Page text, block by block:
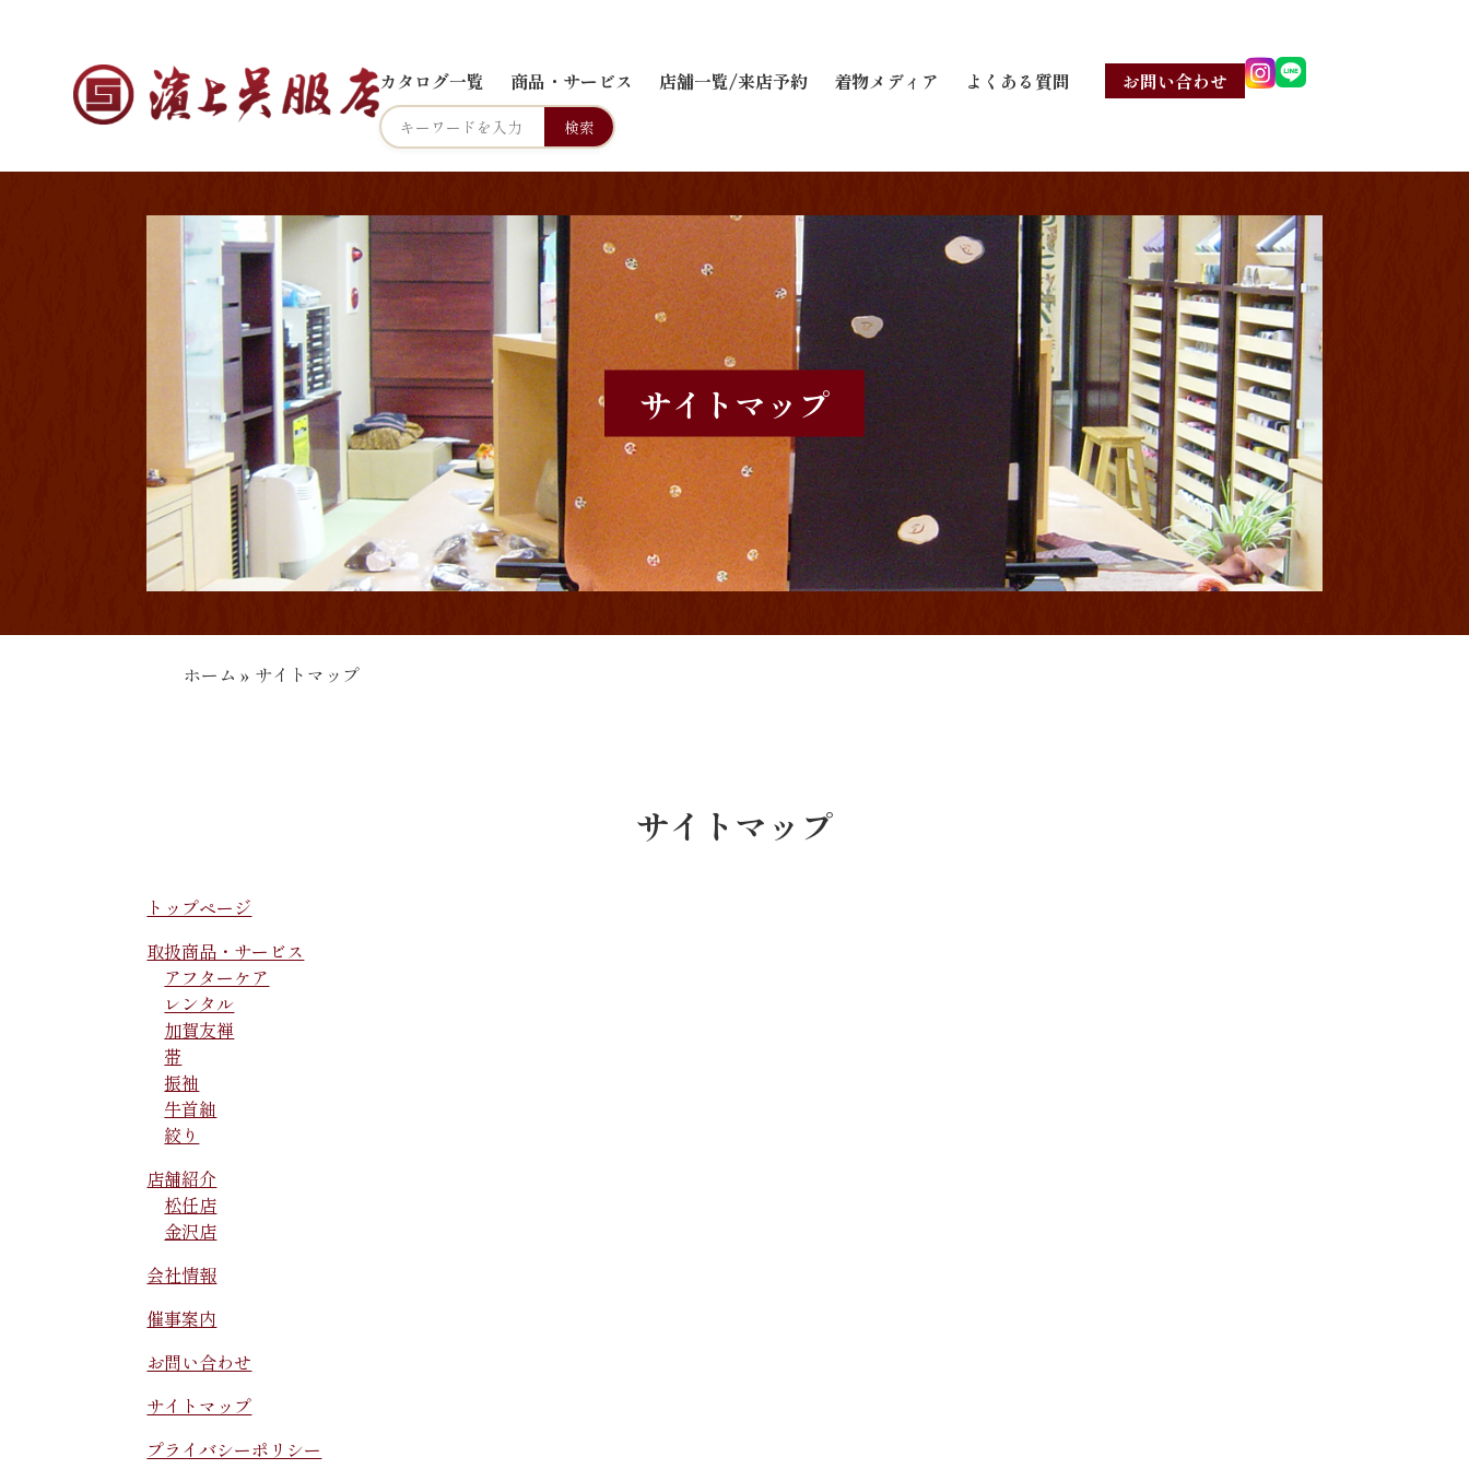
カタログ一覧 商品・サービス 店舗一覧/来店予約 着物メディア よくある質問
検索
お問い合わせ
サイトマップ
ホーム » サイトマップ
サイトマップ
トップページ
取扱商品・サービス
アフターケア
レンタル
加賀友禅
帯
振袖
牛首紬
絞り
店舗紹介
松任店
金沢店
会社情報
催事案内
お問い合わせ
サイトマップ
プライバシーポリシー